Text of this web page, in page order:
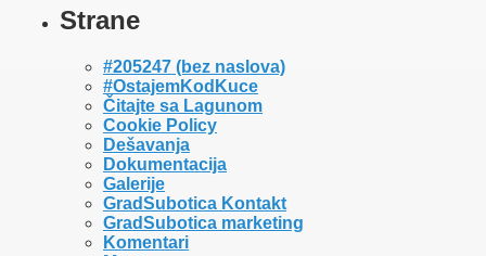
Strane
#205247 (bez naslova)
#OstajemKodKuce
Čitajte sa Lagunom
Cookie Policy
Dešavanja
Dokumentacija
Galerije
GradSubotica Kontakt
GradSubotica marketing
Komentari
functionalities and security features of the website. These cookies do
not store any personal information.
Non-necessary
Any cookies that may not be particularly necessary for the website to
function and is used specifically to collect user personal data via
analytics, ads, other embedded contents are termed as non-necessary
cookies. It is mandatory to procure user consent prior to running these
cookies on your website.
SAVE & ACCEPT